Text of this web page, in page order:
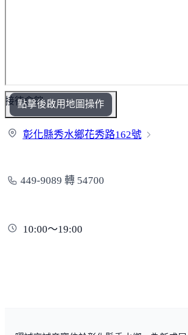
點擊後啟用地圖操作
接待會館
彰化縣秀水鄉花秀路162號
449-9089 轉 54700
10:00～19:00